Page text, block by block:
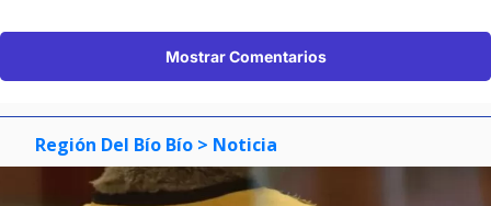
Mostrar Comentarios
Región Del Bío Bío > Noticia